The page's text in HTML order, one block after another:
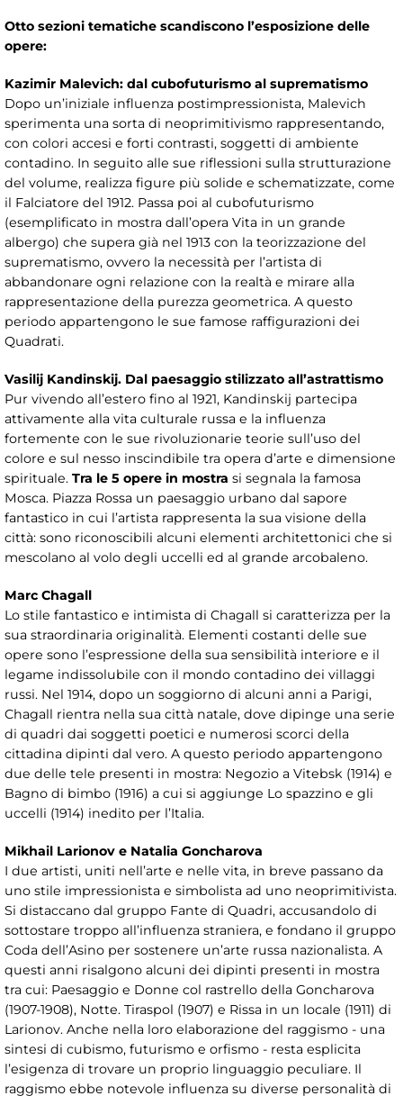
Otto sezioni tematiche scandiscono l’esposizione delle
opere:
Kazimir Malevich: dal cubofuturismo al suprematismo
Dopo un’iniziale influenza postimpressionista, Malevich
sperimenta una sorta di neoprimitivismo rappresentando,
con colori accesi e forti contrasti, soggetti di ambiente
contadino. In seguito alle sue riflessioni sulla strutturazione
del volume, realizza figure più solide e schematizzate, come
il Falciatore del 1912. Passa poi al cubofuturismo
(esemplificato in mostra dall’opera Vita in un grande
albergo) che supera già nel 1913 con la teorizzazione del
suprematismo, ovvero la necessità per l’artista di
abbandonare ogni relazione con la realtà e mirare alla
rappresentazione della purezza geometrica. A questo
periodo appartengono le sue famose raffigurazioni dei
Quadrati.
Vasilij Kandinskij. Dal paesaggio stilizzato all’astrattismo
Pur vivendo all’estero fino al 1921, Kandinskij partecipa
attivamente alla vita culturale russa e la influenza
fortemente con le sue rivoluzionarie teorie sull’uso del
colore e sul nesso inscindibile tra opera d’arte e dimensione
spirituale. Tra le 5 opere in mostra si segnala la famosa
Mosca. Piazza Rossa un paesaggio urbano dal sapore
fantastico in cui l’artista rappresenta la sua visione della
città: sono riconoscibili alcuni elementi architettonici che si
mescolano al volo degli uccelli ed al grande arcobaleno.
Marc Chagall
Lo stile fantastico e intimista di Chagall si caratterizza per la
sua straordinaria originalità. Elementi costanti delle sue
opere sono l’espressione della sua sensibilità interiore e il
legame indissolubile con il mondo contadino dei villaggi
russi. Nel 1914, dopo un soggiorno di alcuni anni a Parigi,
Chagall rientra nella sua città natale, dove dipinge una serie
di quadri dai soggetti poetici e numerosi scorci della
cittadina dipinti dal vero. A questo periodo appartengono
due delle tele presenti in mostra: Negozio a Vitebsk (1914) e
Bagno di bimbo (1916) a cui si aggiunge Lo spazzino e gli
uccelli (1914) inedito per l’Italia.
Mikhail Larionov e Natalia Goncharova
I due artisti, uniti nell’arte e nelle vita, in breve passano da
uno stile impressionista e simbolista ad uno neoprimitivista.
Si distaccano dal gruppo Fante di Quadri, accusandolo di
sottostare troppo all’influenza straniera, e fondano il gruppo
Coda dell’Asino per sostenere un’arte russa nazionalista. A
questi anni risalgono alcuni dei dipinti presenti in mostra
tra cui: Paesaggio e Donne col rastrello della Goncharova
(1907-1908), Notte. Tiraspol (1907) e Rissa in un locale (1911) di
Larionov. Anche nella loro elaborazione del raggismo - una
sintesi di cubismo, futurismo e orfismo - resta esplicita
l’esigenza di trovare un proprio linguaggio peculiare. Il
raggismo ebbe notevole influenza su diverse personalità di